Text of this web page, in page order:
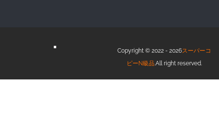
Copyright © 2022 - 2026スーパーコ
ピーN級品.All right reserved.